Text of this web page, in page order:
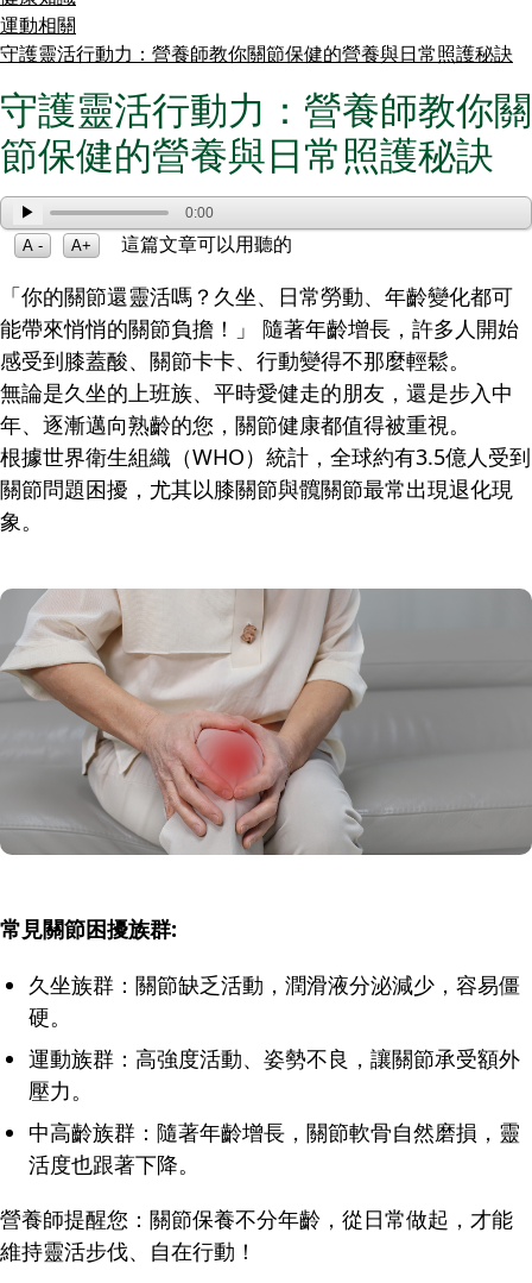
運動相關
守護靈活行動力：營養師教你關節保健的營養與日常照護秘訣
守護靈活行動力：營養師教你關
節保健的營養與日常照護秘訣
▶ 0:00
A - A+ 這篇文章可以用聽的
「你的關節還靈活嗎？久坐、日常勞動、年齡變化都可
能帶來悄悄的關節負擔！」 隨著年齡增長，許多人開始
感受到膝蓋酸、關節卡卡、行動變得不那麼輕鬆。
無論是久坐的上班族、平時愛健走的朋友，還是步入中
年、逐漸邁向熟齡的您，關節健康都值得被重視。
根據世界衛生組織（WHO）統計，全球約有3.5億人受到
關節問題困擾，尤其以膝關節與髖關節最常出現退化現
象。
常見關節困擾族群:
久坐族群：關節缺乏活動，潤滑液分泌減少，容易僵
硬。
運動族群：高強度活動、姿勢不良，讓關節承受額外
壓力。
中高齡族群：隨著年齡增長，關節軟骨自然磨損，靈
活度也跟著下降。
營養師提醒您：關節保養不分年齡，從日常做起，才能
維持靈活步伐、自在行動！